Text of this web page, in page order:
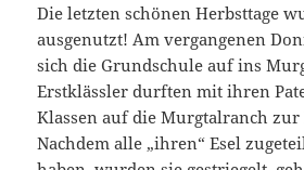
Die letzten schönen Herbsttage
ausgenutzt! Am vergangenen
sich die Grundschule auf ins
Erstklässler durften mit ihren
Klassen auf die Murgtalranch zur
Nachdem alle „ihren“ Esel